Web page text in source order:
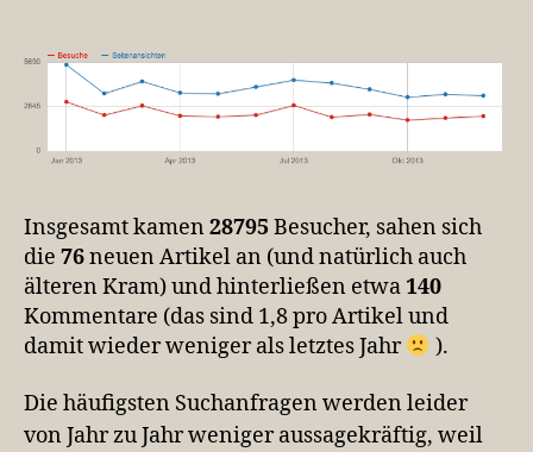
Insgesamt kamen 28795 Besucher, sahen sich
die 76neuen Artikel an (und natürlich auch
älteren Kram) und hinterließen etwa140
Kommentare (das sind 1,8 pro Artikel und
damit wieder weniger als letztes Jahr
).
Die häufigsten Suchanfragen werden leider
von Jahr zu Jahr weniger aussagekräftig, weil